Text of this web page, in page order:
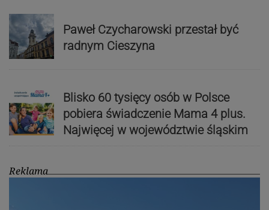
Paweł Czycharowski przestał być
radnym Cieszyna
Blisko 60 tysięcy osób w Polsce
pobiera świadczenie Mama 4 plus.
Najwięcej w województwie śląskim
Reklama